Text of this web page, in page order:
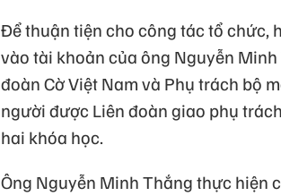
Để thuận tiện cho công tác tổ chức,
vào tài khoản của ông Nguyễn
đoàn Cờ Việt Nam và Phụ trách bộ
người được Liên đoàn giao phụ
hai khóa học.
Ông Nguyễn Minh Thắng thực hiện